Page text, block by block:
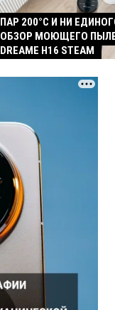
ПАР 200°C И НИ
ОБЗОР МОЮЩЕГО
DREAME H16 STEAM